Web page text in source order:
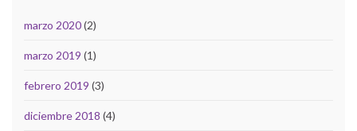
marzo 2020(2)
marzo 2019 (1)
febrero 2019 (3)
diciembre 2018 (4)